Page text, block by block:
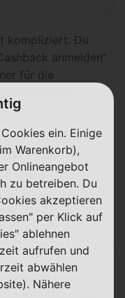
kompliziert: Du
anmelden“
für die
eingesetzt.
an unseren
eine Mail von
GmbH. Nach der
und Ablauf der
die
frei. Die Bestätigung
zwölf Wochen
kann aber in
ein. Einige
Warenkorb),
Onlineangebot
zu betreiben. Du
akzeptieren
per Klick auf
ablehnen
aufrufen und
abwählen
Nähere